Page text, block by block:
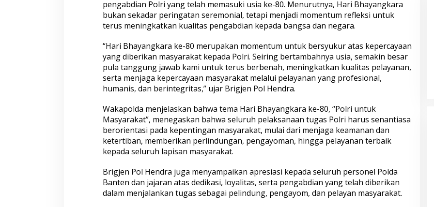
pengabdian Polri yang telah memasuki usia ke-80. Menurutnya, Hari Bhayangkara
bukan sekadar peringatan seremonial, tetapi menjadi momentum refleksi untuk
terus meningkatkan kualitas pengabdian kepada bangsa dan negara.
“Hari Bhayangkara ke-80 merupakan momentum untuk bersyukur atas kepercayaan
yang diberikan masyarakat kepada Polri. Seiring bertambahnya usia, semakin besar
pula tanggung jawab kami untuk terus berbenah, meningkatkan kualitas pelayanan,
serta menjaga kepercayaan masyarakat melalui pelayanan yang profesional,
humanis, dan berintegritas,” ujar Brigjen Pol Hendra.
Wakapolda menjelaskan bahwa tema Hari Bhayangkara ke-80, “Polri untuk
Masyarakat”, menegaskan bahwa seluruh pelaksanaan tugas Polri harus senantiasa
berorientasi pada kepentingan masyarakat, mulai dari menjaga keamanan dan
ketertiban, memberikan perlindungan, pengayoman, hingga pelayanan terbaik
kepada seluruh lapisan masyarakat.
Brigjen Pol Hendra juga menyampaikan apresiasi kepada seluruh personel Polda
Banten dan jajaran atas dedikasi, loyalitas, serta pengabdian yang telah diberikan
dalam menjalankan tugas sebagai pelindung, pengayom, dan pelayan masyarakat.
Kota Amankan 3 Pelaku Kasus
Ganjal ATM Lintas Propinsi
Puslitbang Polri Salurkan 1.000
Paket Sembako Door to Door di
Bogor
Polri Bedah 80 Rumah Layak Huni,
Bapak Usin (85) Kini Miliki Rumah
Baru Berpanel Surya